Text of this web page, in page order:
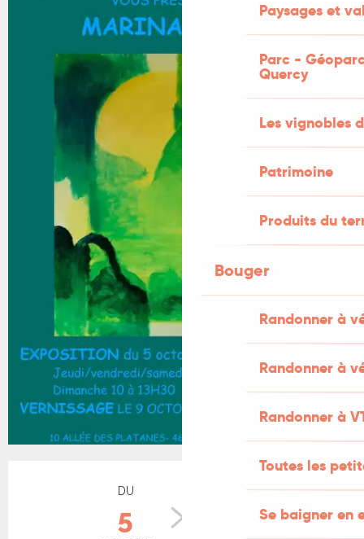
Paysages et
Parc -
Quercy
Les vignobles
Patrimoine
Produits du
Bouger
Randonner à
Randonner à
Randonner à
Toutes les
Se baigner en
Ouverture et coordonnées
DU
5